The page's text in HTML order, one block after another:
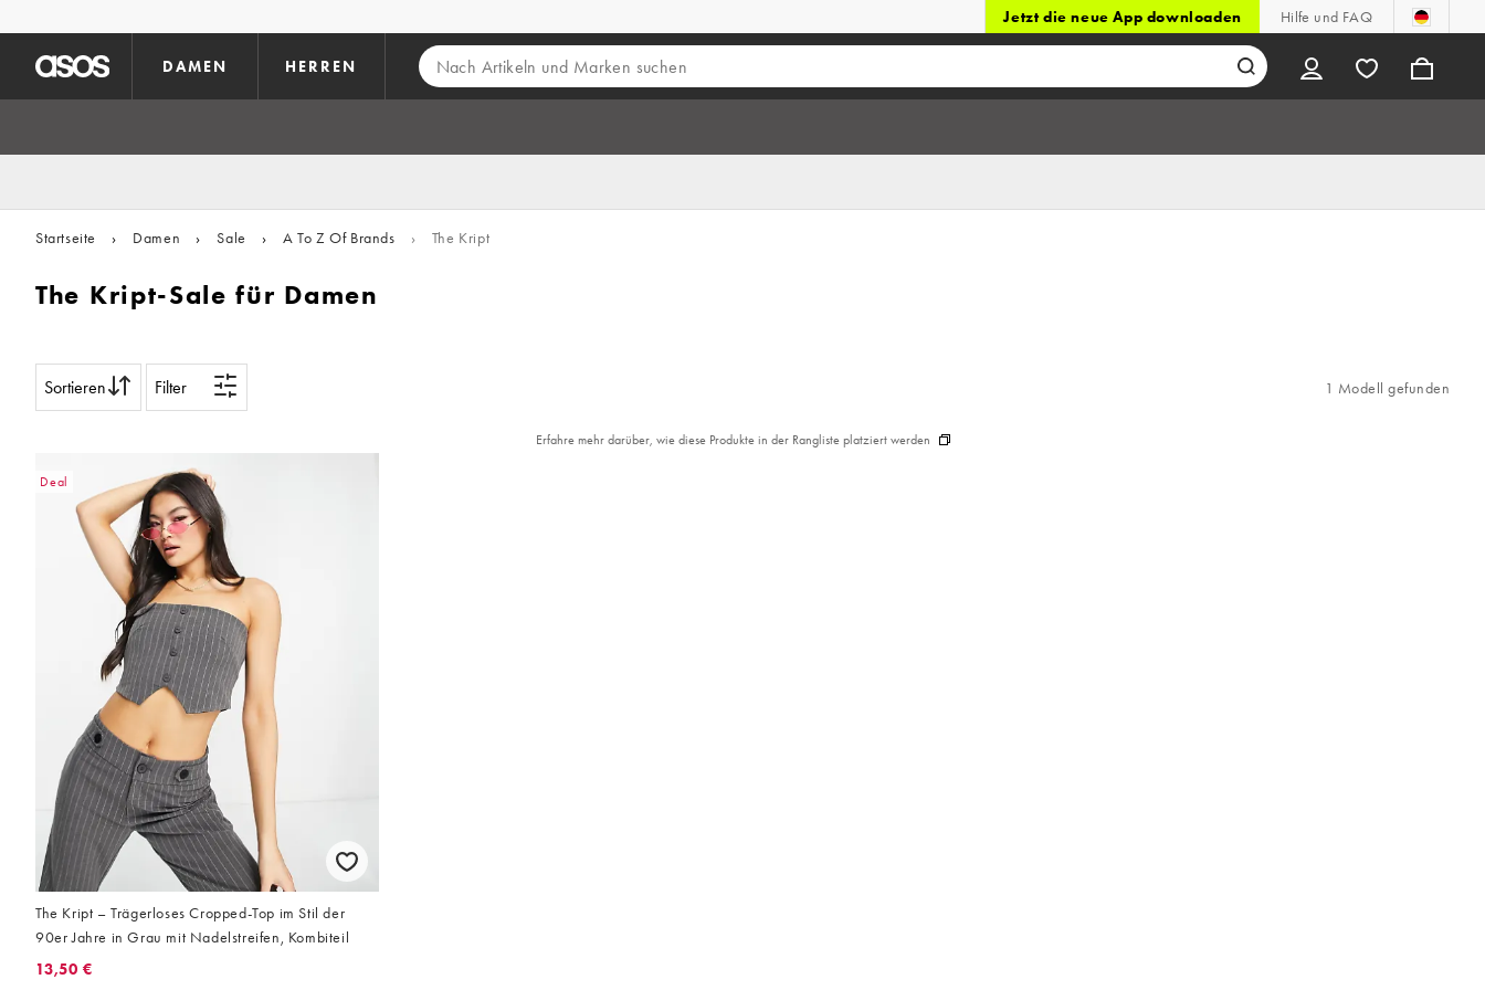
Jetzt die neue App downloaden Hilfe und FAQ
DAMEN HERREN
Startseite › Damen › Sale › A To Z Of Brands › The Kript
The Kript-Sale für Damen
Sortieren Filter 1 Modell gefunden
Erfahre mehr darüber, wie diese Produkte in der Rangliste platziert werden
Deal
The Kript – Trägerloses Cropped-Top im Stil der
90er Jahre in Grau mit Nadelstreifen, Kombiteil
13,50 €